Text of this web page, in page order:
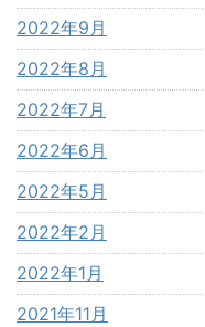
2022年9月
2022年8月
2022年7月
2022年6月
2022年5月
2022年2月
2022年1月
2021年11月